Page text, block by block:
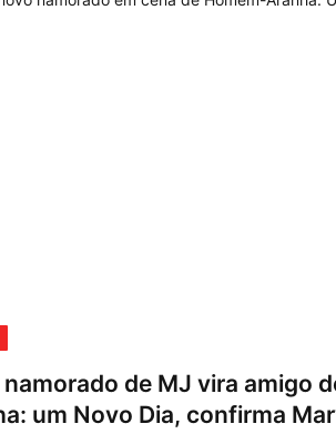
de MJ vira amigo
um Novo Dia, confirma